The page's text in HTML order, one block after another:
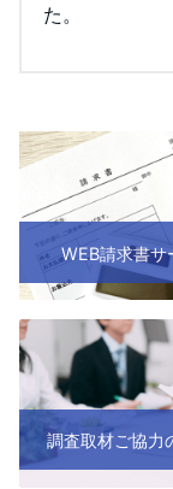
た。
WEB請求書サ
調査取材ご協力